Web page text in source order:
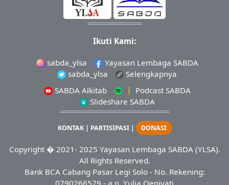
Ikuti Kami:
sabda_ylsa
Yayasan Lembaga SABDA
sabda_ylsa
Selengkapnya
SABDA Alkitab
Podcast SABDA
Slideshare SABDA
KONTAK| PARTISIPASI| DONASI
Copyright� 2021- 2025 Yayasan Lembaga SABDA (YLSA).
All Rights Reserved.
Bank BCA Cabang Pasar Legi Solo - No. Rekening: